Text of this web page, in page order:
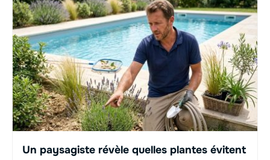
Un paysagiste révèle quelles plantes évitent